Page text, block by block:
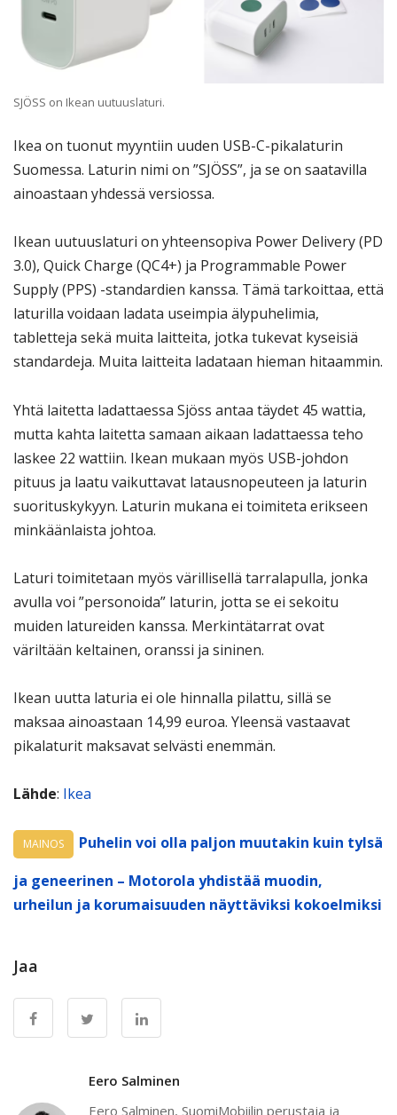
SJÖSS on Ikean uutuuslaturi.
Ikea on tuonut myyntiin uuden USB-C-pikalaturin
Suomessa. Laturin nimi on ”SJÖSS”, ja se on saatavilla
ainoastaan yhdessä versiossa.
Ikean uutuuslaturi on yhteensopiva Power Delivery (PD
3.0), Quick Charge (QC4+) ja Programmable Power
Supply (PPS) -standardien kanssa. Tämä tarkoittaa, että
laturilla voidaan ladata useimpia älypuhelimia,
tabletteja sekä muita laitteita, jotka tukevat kyseisiä
standardeja. Muita laitteita ladataan hieman hitaammin.
Yhtä laitetta ladattaessa Sjöss antaa täydet 45 wattia,
mutta kahta laitetta samaan aikaan ladattaessa teho
laskee 22 wattiin. Ikean mukaan myös USB-johdon
pituus ja laatu vaikuttavat latausnopeuteen ja laturin
suorituskykyyn. Laturin mukana ei toimiteta erikseen
minkäänlaista johtoa.
Laturi toimitetaan myös värillisellä tarralapulla, jonka
avulla voi ”personoida” laturin, jotta se ei sekoitu
muiden latureiden kanssa. Merkintätarrat ovat
väriltään keltainen, oranssi ja sininen.
Ikean uutta laturia ei ole hinnalla pilattu, sillä se
maksaa ainoastaan 14,99 euroa. Yleensä vastaavat
pikalaturit maksavat selvästi enemmän.
Lähde: Ikea
MAINOS
Puhelin voi olla paljon muutakin kuin tylsä
ja geneerinen – Motorola yhdistää muodin,
urheilun ja korumaisuuden näyttäviksi kokoelmiksi
Jaa
Eero Salminen
Eero Salminen, SuomiMobiilin perustaja ja